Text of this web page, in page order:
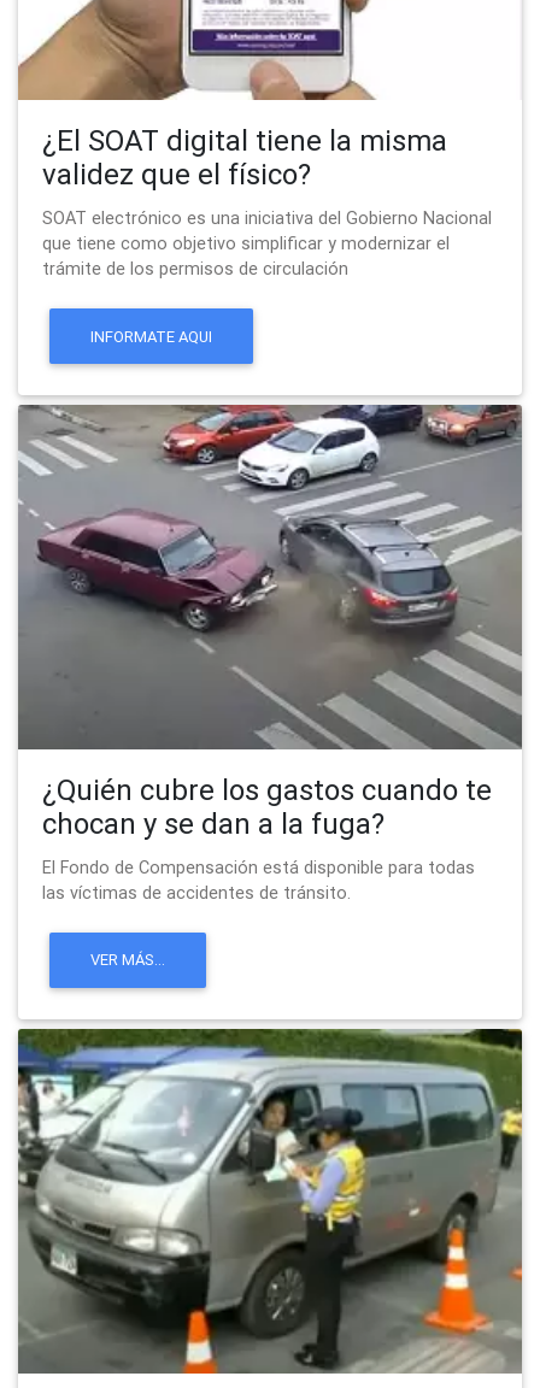
¿El SOAT digital tiene la misma
validez que el físico?
SOAT electrónico es una iniciativa del Gobierno Nacional
que tiene como objetivo simplificar y modernizar el
trámite de los permisos de circulación
INFORMATE AQUI
¿Quién cubre los gastos cuando te
chocan y se dan a la fuga?
El Fondo de Compensación está disponible para todas
las víctimas de accidentes de tránsito.
VER MÁS...